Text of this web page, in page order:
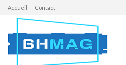
Accueil Contact